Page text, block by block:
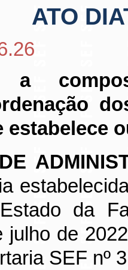
ATO
a
estabelece
da
julho de
SEF nº